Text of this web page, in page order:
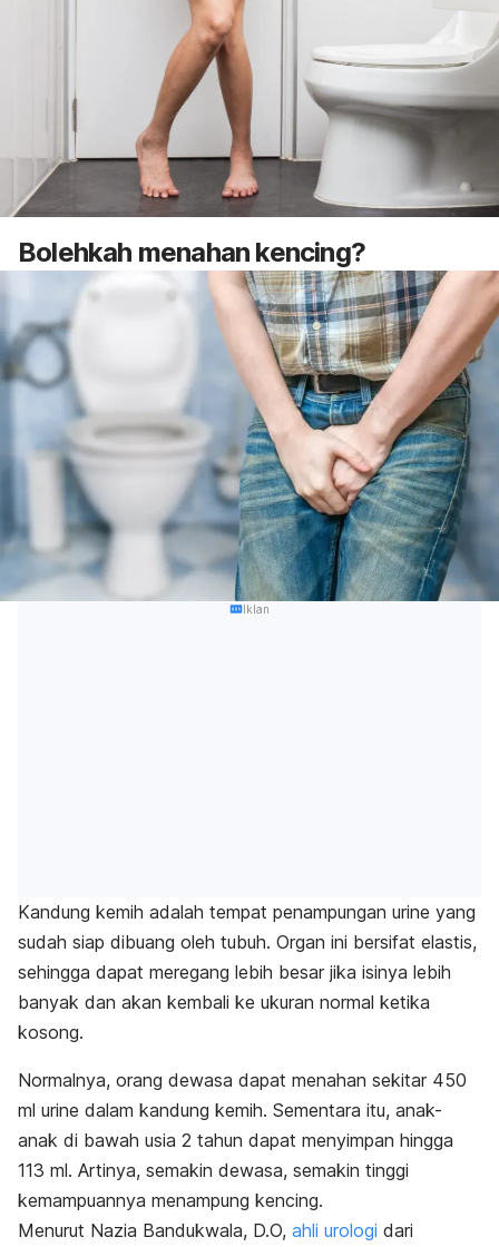
Bolehkah menahan kencing?
Iklan
Kandung kemih adalah tempat penampungan urine yang
sudah siap dibuang oleh tubuh. Organ ini bersifat elastis,
sehingga dapat meregang lebih besar jika isinya lebih
banyak dan akan kembali ke ukuran normal ketika
kosong.
Normalnya, orang dewasa dapat menahan sekitar 450
ml urine dalam kandung kemih. Sementara itu, anak-
anak di bawah usia 2 tahun dapat menyimpan hingga
113 ml. Artinya, semakin dewasa, semakin tinggi
kemampuannya menampung kencing.
Menurut Nazia Bandukwala, D.O, ahli urologi dari